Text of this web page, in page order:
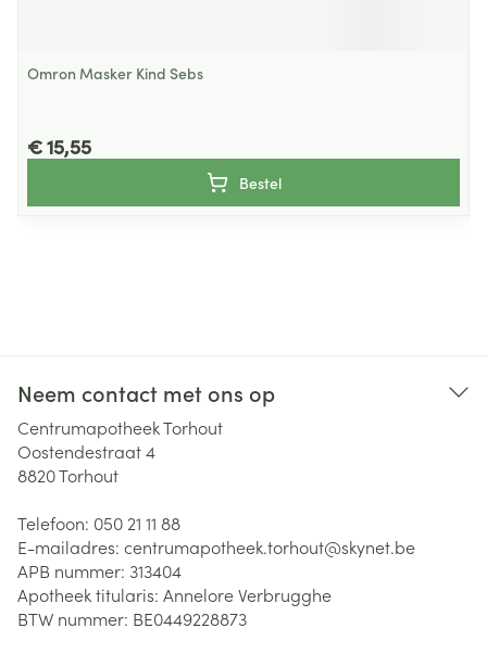
Omron Masker Kind Sebs
€ 15,55
Bestel
Neem contact met ons op
Centrumapotheek Torhout
Oostendestraat 4
8820Torhout
Telefoon: 050 21 11 88
E-mailadres: centrumapotheek.torhout@skynet.be
APB nummer: 313404
Apotheek titularis: Annelore Verbrugghe
BTW nummer: BE0449228873